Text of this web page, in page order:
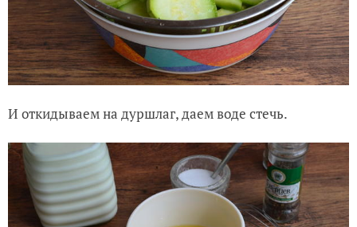
И откидываем на дуршлаг, даем воде стечь.